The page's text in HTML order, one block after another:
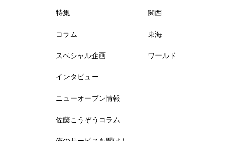
特集
コラム
スペシャル企画
インタビュー
ニューオープン情報
佐藤こうぞうコラム
関西
東海
ワールド